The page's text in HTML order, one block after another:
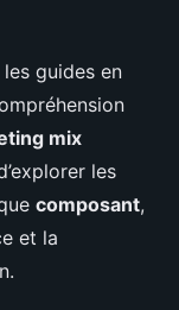
guides en
mix
les
composant,
et la